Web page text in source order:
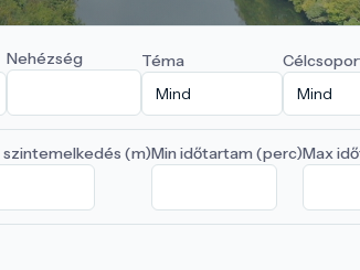
Nehézség Téma
szintemelkedés (m)Min időtartam (perc)Max